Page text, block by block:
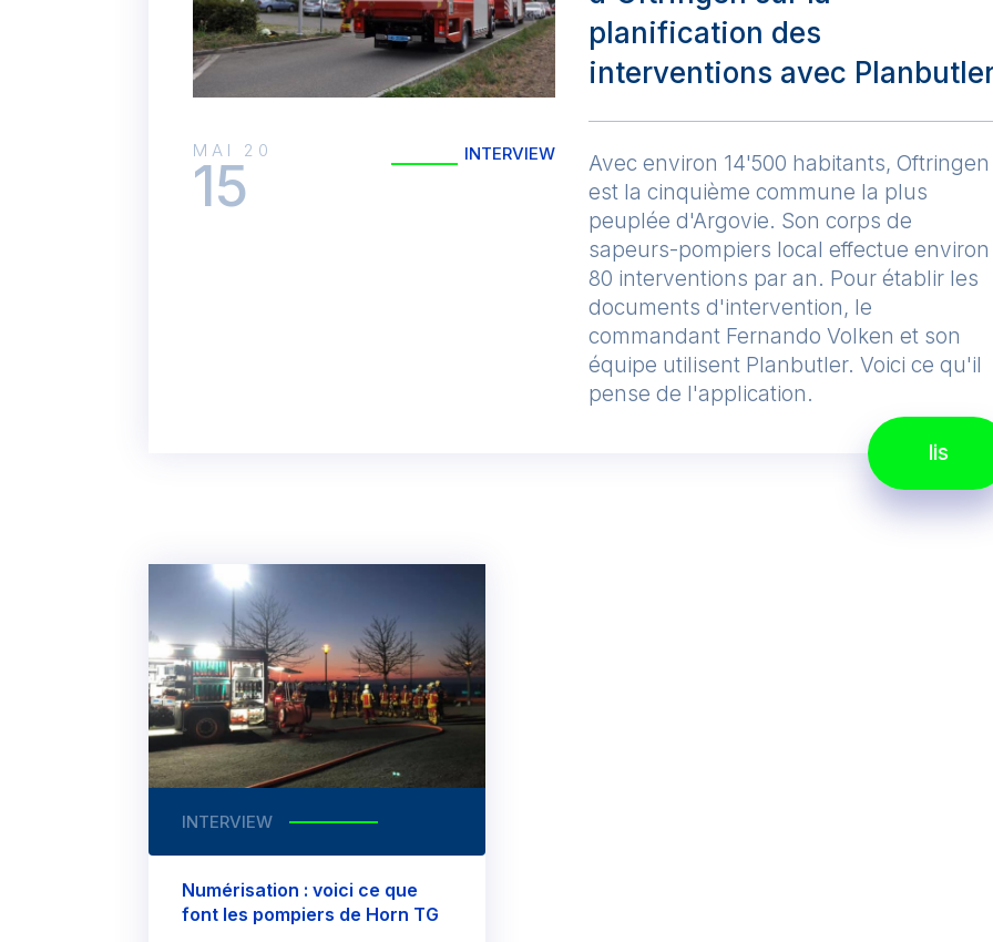
INTERVIEW
MAI 20
15
planification des
interventions avec
Avec environ 14'500 habitants, Oftringen
est la cinquième commune la plus
peuplée d'Argovie. Son corps de
sapeurs-pompiers local effectue environ
80 interventions par an. Pour établir les
documents d'intervention, le
commandant Fernando Volken et son
équipe utilisent Planbutler. Voici ce qu'il
pense de l'application.
lis
INTERVIEW
Numérisation : voici ce que
font les pompiers de Horn TG